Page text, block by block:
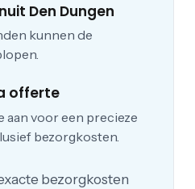
Den Dungen
kunnen de
offerte
aan voor een precieze
bezorgkosten.
bezorgkosten